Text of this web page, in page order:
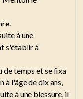
à une
s'établir à
de temps et se fixa
à l'âge de dix ans,
à une blessure, il